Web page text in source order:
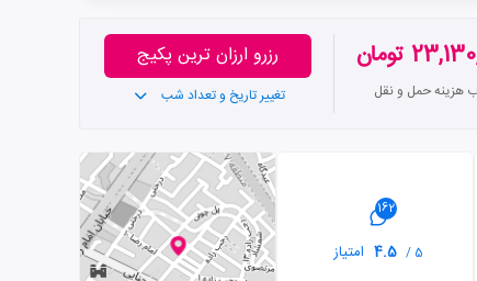
تومان
هزینه حمل و نقل
رزرو ارزان ترین پکیج
تغییر تاریخ و تعداد شب
162
5 /
4.5 امتیاز